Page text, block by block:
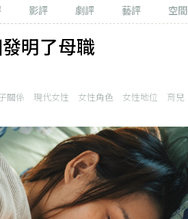
影評 劇評 藝評 空間
明了母職
關係 現代女性 女性角色 女性地位 育兒